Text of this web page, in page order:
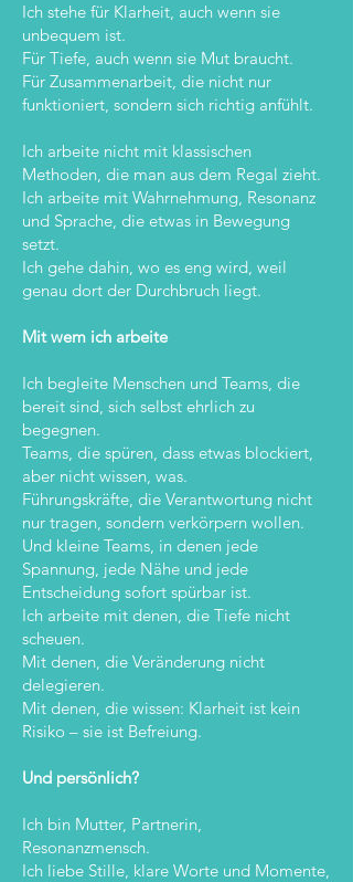
Ich stehe für Klarheit, auch wenn sie
unbequem ist.
Für Tiefe, auch wenn sie Mut braucht.
Für Zusammenarbeit, die nicht nur
funktioniert, sondern sich richtig anfühlt.
Ich arbeite nicht mit klassischen
Methoden, die man aus dem Regal zieht.
Ich arbeite mit Wahrnehmung, Resonanz
und Sprache, die etwas in Bewegung
setzt.
Ich gehe dahin, wo es eng wird, weil
genau dort der Durchbruch liegt.
Mit wem ich arbeite
Ich begleite Menschen und Teams, die
bereit sind, sich selbst ehrlich zu
begegnen.
Teams, die spüren, dass etwas blockiert,
aber nicht wissen, was.
Führungskräfte, die Verantwortung nicht
nur tragen, sondern verkörpern wollen.
Und kleine Teams, in denen jede
Spannung, jede Nähe und jede
Entscheidung sofort spürbar ist.
Ich arbeite mit denen, die Tiefe nicht
scheuen.
Mit denen, die Veränderung nicht
delegieren.
Mit denen, die wissen: Klarheit ist kein
Risiko – sie ist Befreiung.
Und persönlich?
Ich bin Mutter, Partnerin,
Resonanzmensch.
Ich liebe Stille, klare Worte und Momente,